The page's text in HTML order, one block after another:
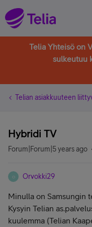
Telia Yhteisö on
sulkeutuu
Telian asiakkuuteen
Hybridi TV
Forum|Forum|5 years ago
O Orvokki29
Minulla on Samsungin
Kysyin Telian
kuulemma (Telian